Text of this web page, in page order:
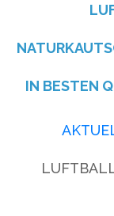
IN BESTEN